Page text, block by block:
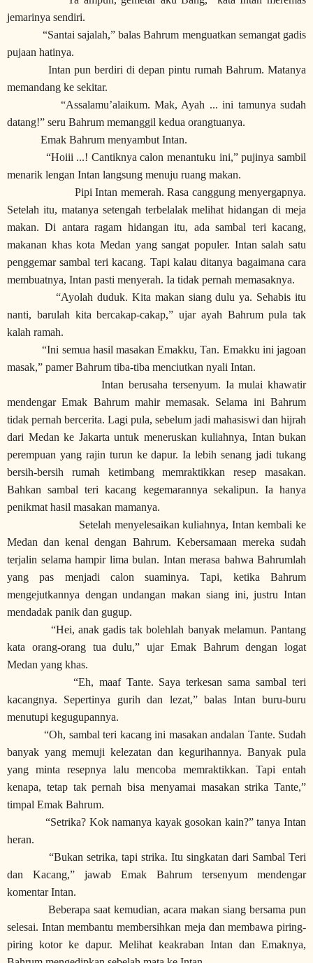
jemarinya sendiri.
“Santai sajalah,” balas Bahrum menguatkan semangat gadis
pujaan hatinya.
Intan pun berdiri di depan pintu rumah Bahrum. Matanya
memandang ke sekitar.
“Assalamu’alaikum. Mak, Ayah ... ini tamunya sudah
datang!” seru Bahrum memanggil kedua orangtuanya.
Emak Bahrum menyambut Intan.
“Hoiii ...! Cantiknya calon menantuku ini,” pujinya sambil
menarik lengan Intan langsung menuju ruang makan.
Pipi Intan memerah. Rasa canggung menyergapnya.
Setelah itu, matanya setengah terbelalak melihat hidangan di meja
makan. Di antara ragam hidangan itu, ada sambal teri kacang,
makanan khas kota Medan yang sangat populer. Intan salah satu
penggemar sambal teri kacang. Tapi kalau ditanya bagaimana cara
membuatnya, Intan pasti menyerah. Ia tidak pernah memasaknya.
“Ayolah duduk. Kita makan siang dulu ya. Sehabis itu
nanti, barulah kita bercakap-cakap,” ujar ayah Bahrum pula tak
kalah ramah.
“Ini semua hasil masakan Emakku, Tan. Emakku ini jagoan
masak,” pamer Bahrum tiba-tiba menciutkan nyali Intan.
Intan berusaha tersenyum. Ia mulai khawatir
mendengar Emak Bahrum mahir memasak. Selama ini Bahrum
tidak pernah bercerita. Lagi pula, sebelum jadi mahasiswi dan hijrah
dari Medan ke Jakarta untuk meneruskan kuliahnya, Intan bukan
perempuan yang rajin turun ke dapur. Ia lebih senang jadi tukang
bersih-bersih rumah ketimbang memraktikkan resep masakan.
Bahkan sambal teri kacang kegemarannya sekalipun. Ia hanya
penikmat hasil masakan mamanya.
Setelah menyelesaikan kuliahnya, Intan kembali ke
Medan dan kenal dengan Bahrum. Kebersamaan mereka sudah
terjalin selama hampir lima bulan. Intan merasa bahwa Bahrumlah
yang pas menjadi calon suaminya. Tapi, ketika Bahrum
mengejutkannya dengan undangan makan siang ini, justru Intan
mendadak panik dan gugup.
“Hei, anak gadis tak bolehlah banyak melamun. Pantang
kata orang-orang tua dulu,” ujar Emak Bahrum dengan logat
Medan yang khas.
“Eh, maaf Tante. Saya terkesan sama sambal teri
kacangnya. Sepertinya gurih dan lezat,” balas Intan buru-buru
menutupi kegugupannya.
“Oh, sambal teri kacang ini masakan andalan Tante. Sudah
banyak yang memuji kelezatan dan kegurihannya. Banyak pula
yang minta resepnya lalu mencoba memraktikkan. Tapi entah
kenapa, tetap tak pernah bisa menyamai masakan strika Tante,”
timpal Emak Bahrum.
“Setrika? Kok namanya kayak gosokan kain?” tanya Intan
heran.
“Bukan setrika, tapi strika. Itu singkatan dari Sambal Teri
dan Kacang,” jawab Emak Bahrum tersenyum mendengar
komentar Intan.
Beberapa saat kemudian, acara makan siang bersama pun
selesai. Intan membantu membersihkan meja dan membawa piring-
piring kotor ke dapur. Melihat keakraban Intan dan Emaknya,